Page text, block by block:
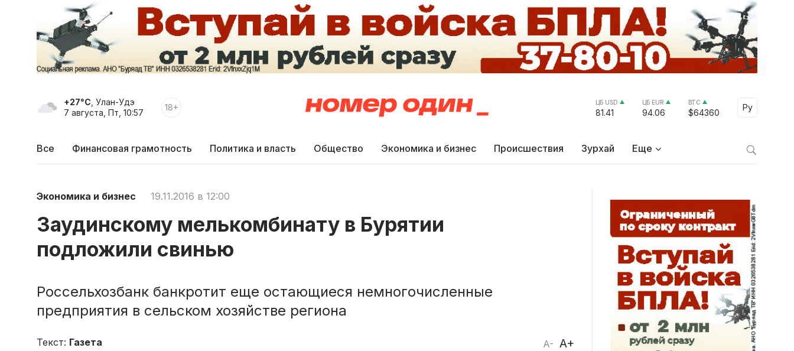
+27°C , Улан-Удэ
7 августа, Пт, 10:57
18+ ЦБ USD
81.41
ЦБ EUR
94.06
BTC
$64360
Ру
Select
Все Финансовая грамотность Политика и власть Общество Экономика и бизнес Происшествия Зурхай Еще
Экономика и бизнес 19.11.2016 в 12:00
Заудинскому мелькомбинату в Бурятии
подложили свинью
Россельхозбанк банкротит еще остающиеся немногочисленные
предприятия в сельском хозяйстве региона
A- A+
Текст: Газета